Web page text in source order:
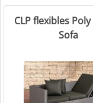
CLP flexibles
Sofa